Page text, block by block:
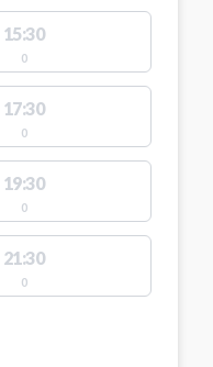
15:30
0
17:30
0
19:30
0
21:30
0